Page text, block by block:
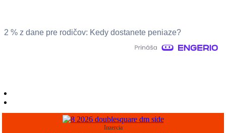
2 % z dane pre rodičov: Kedy dostanete peniaze?
Inzercia